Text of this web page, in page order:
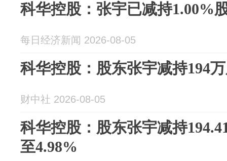
科华控股：张宇已减持1.00%
每日经济新闻 2026-08-05
科华控股：股东张宇减持194
财中社 2026-08-05
科华控股：股东张宇减持
至4.98%